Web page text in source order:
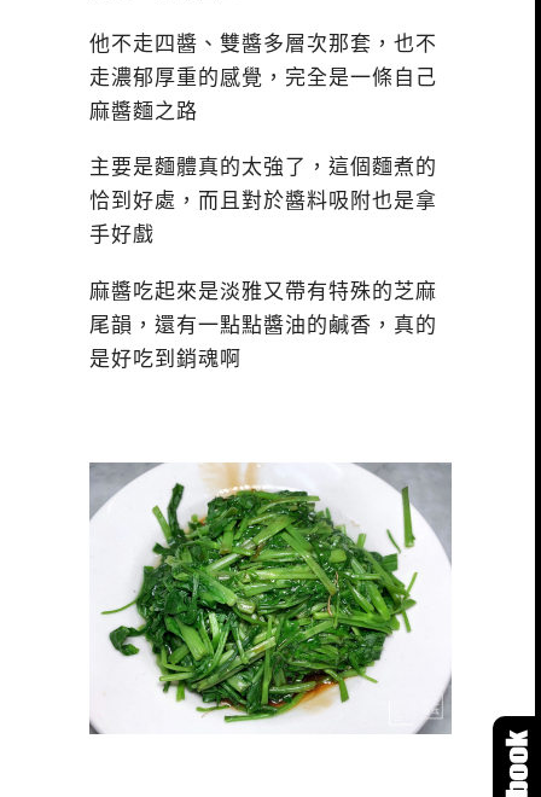
他不走四醬、雙醬多層次那套，也不
走濃郁厚重的感覺，完全是一條自己
麻醬麵之路
主要是麵體真的太強了，這個麵煮的
恰到好處，而且對於醬料吸附也是拿
手好戲
麻醬吃起來是淡雅又帶有特殊的芝麻
尾韻，還有一點點醬油的鹹香，真的
是好吃到銷魂啊